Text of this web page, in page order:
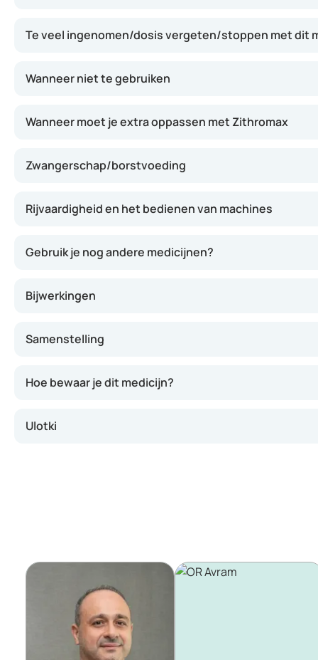
Te veel ingenomen/dosis vergeten/stoppen met dit
Wanneer niet te gebruiken
Wanneer moet je extra oppassen met Zithromax
Zwangerschap/borstvoeding
Rijvaardigheid en het bedienen van machines
Gebruik je nog andere medicijnen?
Bijwerkingen
Samenstelling
Hoe bewaar je dit medicijn?
Ulotki